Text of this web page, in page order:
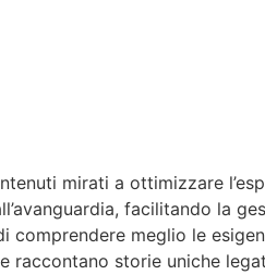
mirati a ottimizzare
facilitando la
comprendere meglio le
raccontano storie uniche